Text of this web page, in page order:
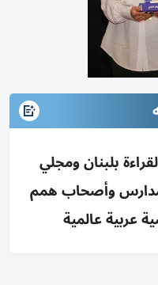
بلبنان ومجلي
وأصحاب همم
عربية عالمية